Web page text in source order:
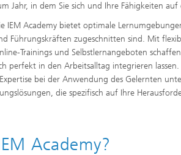
Jahr, in dem Sie sich und Ihre Fähigkeiten auf
IEM Academy bietet optimale
Führungskräften zugeschnitten sind. Mit
Trainings und Selbstlernangeboten
perfekt in den Arbeitsalltag integrieren
bei der Anwendung des Gelernten
die spezifisch auf Ihre
Academy?